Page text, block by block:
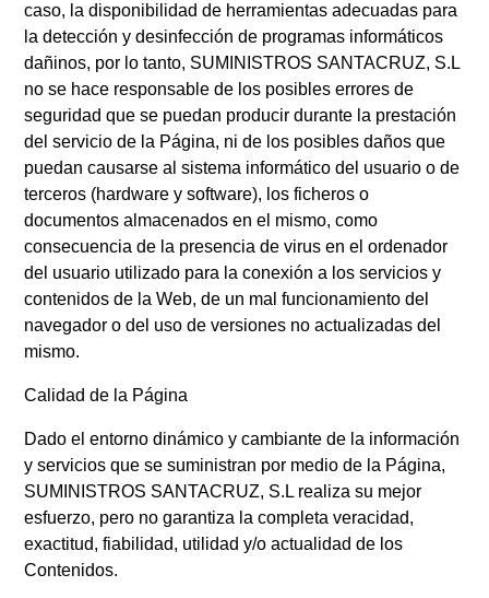
caso, la disponibilidad de herramientas adecuadas para
la detección y desinfección de programas informáticos
dañinos, por lo tanto, SUMINISTROS SANTACRUZ, S.L
no se hace responsable de los posibles errores de
seguridad que se puedan producir durante la prestación
del servicio de la Página, ni de los posibles daños que
puedan causarse al sistema informático del usuario o de
terceros (hardware y software), los ficheros o
documentos almacenados en el mismo, como
consecuencia de la presencia de virus en el ordenador
del usuario utilizado para la conexión a los servicios y
contenidos de la Web, de un mal funcionamiento del
navegador o del uso de versiones no actualizadas del
mismo.
Calidad de la Página
Dado el entorno dinámico y cambiante de la información
y servicios que se suministran por medio de la Página,
SUMINISTROS SANTACRUZ, S.L realiza su mejor
esfuerzo, pero no garantiza la completa veracidad,
exactitud, fiabilidad, utilidad y/o actualidad de los
Contenidos.